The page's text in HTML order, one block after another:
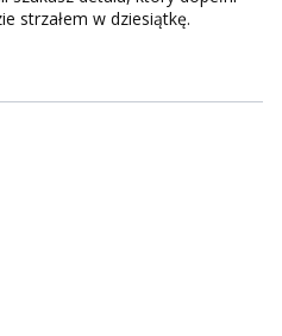
strzałem w dziesiątkę.